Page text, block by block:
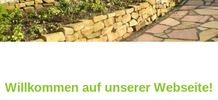
Willkommen auf unserer Webseite!